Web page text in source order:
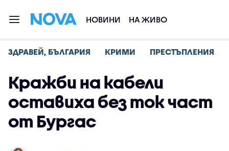
НОВИНИ НА ЖИВО
ЗДРАВЕЙ, БЪЛГАРИЯ КРИМИ ПРЕСТЪПЛЕНИЯ
Кражби на кабели
оставиха без ток част
от Бургас